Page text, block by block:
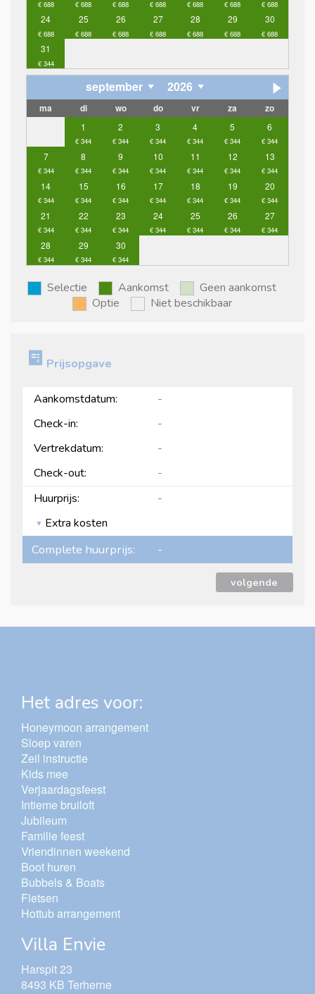
24 25 26 27 28 29 30
31
september 2026
ma di wo do vr za zo
1 2 3 4 5 6
7 8 9 10 11 12 13
14 15 16 17 18 19 20
21 22 23 24 25 26 27
28 29 30
Selectie Aankomst
Geen aankomst
Optie
Niet beschikbaar
Prijsopgave
Aankomstdatum:
-
Check-in:
-
Vertrekdatum:
-
Check-out:
-
Huurprijs:
-
Extra kosten
Complete huurprijs: -
volgende
Het adres voor:
Honeymoon arrangement
Sloep varen
Zeil instructie
Kids mee
Verjaardagsfeest
Intieme bruiloft
Jubileum
Familie feest
Vriendinnen weekend
Boot huren
Bubbels & Boats
Fietsen
Hottub arrangement
Villa Envie
Harspit 23
8493 KB Terherne